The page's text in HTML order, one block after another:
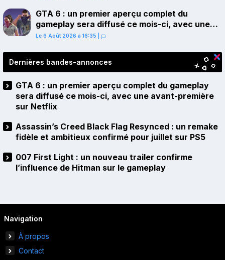
GTA 6 : un premier aperçu complet du
gameplay sera diffusé ce mois-ci, avec une
avant-première sur Netflix
Le 6 Août 2026 à 16:35
Dernières bandes-annonces
GTA 6 : un premier aperçu complet du gameplay
sera diffusé ce mois-ci, avec une avant-première
sur Netflix
Assassin’s Creed Black Flag Resynced : un remake
fidèle et ambitieux confirmé pour juillet sur PS5
007 First Light : un nouveau trailer confirme
l’influence de Hitman sur le gameplay
Navigation
À propos
Contact